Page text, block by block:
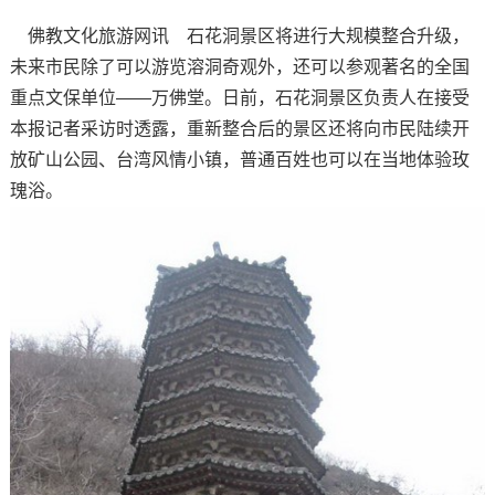
佛教文化旅游网讯 石花洞景区将进行大规模整合升级，
未来市民除了可以游览溶洞奇观外，还可以参观著名的全国
重点文保单位——万佛堂。日前，石花洞景区负责人在接受
本报记者采访时透露，重新整合后的景区还将向市民陆续开
放矿山公园、台湾风情小镇，普通百姓也可以在当地体验玫
瑰浴。